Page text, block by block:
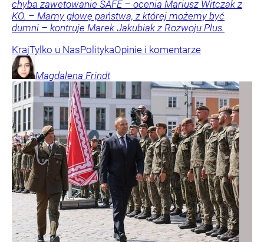
chyba zawetowanie SAFE – ocenia Mariusz Witczak z
KO. – Mamy głowę państwa, z której możemy być
dumni – kontruje Marek Jakubiak z Rozwoju Plus.
KrajTylko u NasPolitykaOpinie i komentarze
Magdalena Frindt